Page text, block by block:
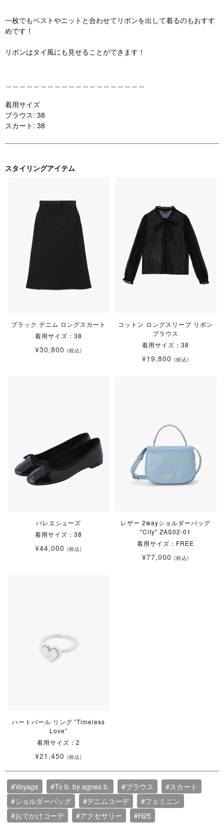
一枚でもベストやニットと合わせてリボンを出して着るのもおすす
めです！
リボンはタイ風にも見せることができます！
着用サイズ
ブラウス: 38
スカート: 38
スタイリングアイテム
ブラック デニム ロングスカート
着用サイズ：38
¥30,800 (税込)
コットン ロングスリーブ リボン
ブラウス
着用サイズ：38
¥19,800 (税込)
バレエシューズ
着用サイズ：38
¥44,000 (税込)
レザー 2wayショルダーバッグ
"City" ZAS02-01
着用サイズ：FREE
¥77,000 (税込)
ハートパール リング ”Timeless
Love”
着用サイズ：2
¥21,450 (税込)
#Voyage #To b. by agnes b. #ブラウス
#スカート
#ショルダーバッグ
#デニムコーデ
#フェミニン
#おでかけコーデ
#アクセサリー #H25